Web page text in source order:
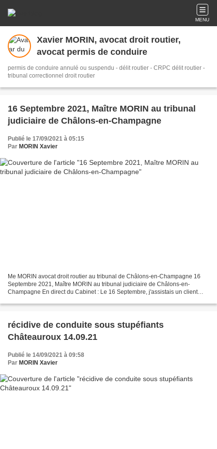
MENU
Xavier MORIN, avocat droit routier,
avocat permis de conduire
permis de conduire annulé ou suspendu - délit routier - CRPC délit routier -
tribunal correctionnel droit routier
16 Septembre 2021, Maître MORIN au tribunal
judiciaire de Châlons-en-Champagne
Publié le 17/09/2021 à 05:15
Par MORIN Xavier
Me MORIN avocat droit routier au tribunal de Châlons-en-Champagne 16
Septembre 2021, Maître MORIN au tribunal judiciaire de Châlons-en-
Champagne En direct du Cabinet : Le 16 Septembre, j'assistais un client
récidive de conduite sous stupéfiants
Châteauroux 14.09.21
Publié le 14/09/2021 à 09:58
Par MORIN Xavier